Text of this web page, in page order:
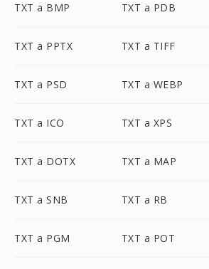
TXT a BMP TXT a PDB
TXT a PPTX TXT a TIFF
TXT a PSD TXT a WEBP
TXT a ICO TXT a XPS
TXT a DOTX TXT a MAP
TXT a SNB TXT a RB
TXT a PGM TXT a POT